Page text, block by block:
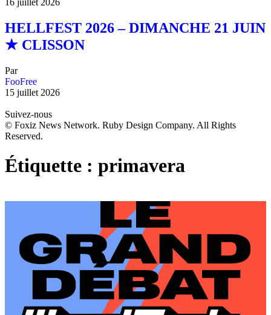
16 juillet 2026
HELLFEST 2026 – DIMANCHE 21 JUIN
★ CLISSON
Par
FooFree
15 juillet 2026
Suivez-nous
© Foxiz News Network. Ruby Design Company. All Rights
Reserved.
Étiquette : primavera